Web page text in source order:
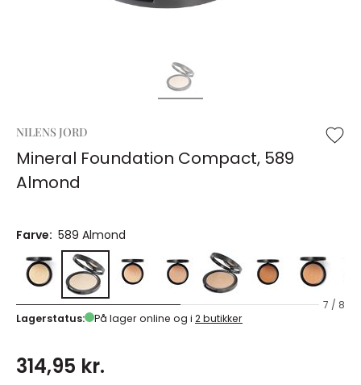
NILENS JORD
Mineral Foundation Compact, 589
Almond
Farve: 589 Almond
7 / 8
Lagerstatus:
På lager online og i 2 butikker
314,95 kr.